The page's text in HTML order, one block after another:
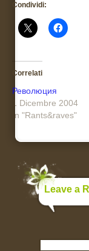
Condividi:
Correlati
Революция
1 Dicembre 2004
In "Rants&raves"
Leave a